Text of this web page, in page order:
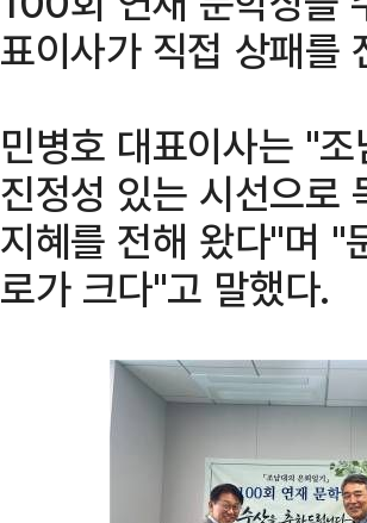
표이사가 직접 상패를
민병호 대표이사는 "
진정성 있는 시선으로
지혜를 전해 왔다"며 "
로가 크다"고 말했다.